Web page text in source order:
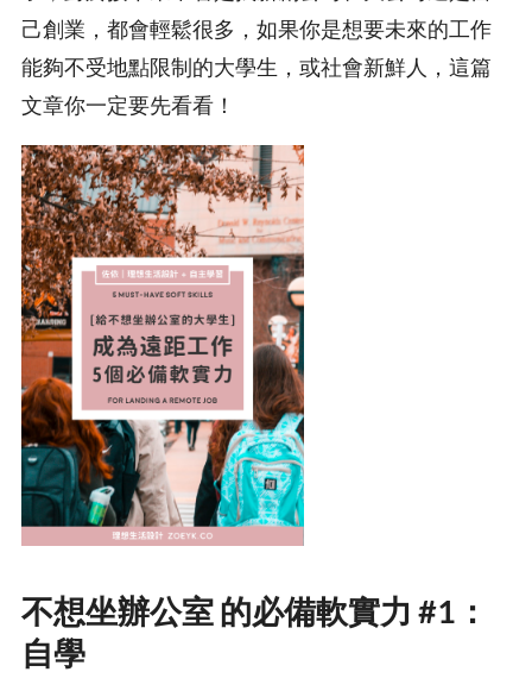
己創業，都會輕鬆很多，如果你是想要未來的工作
能夠不受地點限制的大學生，或社會新鮮人，這篇
文章你一定要先看看！
不想坐辦公室 的必備軟實力 #1：
自學